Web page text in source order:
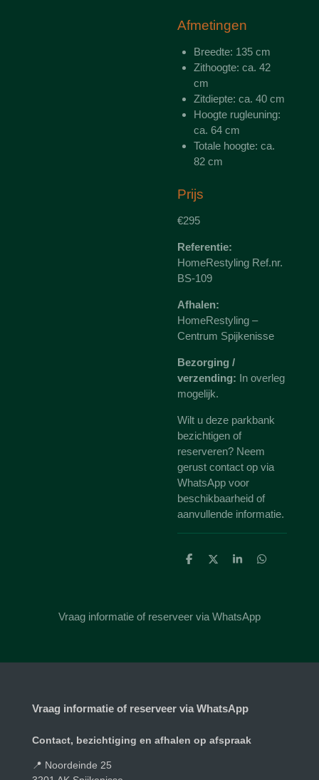
Afmetingen
Breedte: 135 cm
Zithoogte: ca. 42
cm
Zitdiepte: ca. 40 cm
Hoogte rugleuning:
ca. 64 cm
Totale hoogte: ca.
82 cm
Prijs
€295
Referentie:
HomeRestyling Ref.nr.
BS-109
Afhalen:
HomeRestyling –
Centrum Spijkenisse
Bezorging /
verzending: In overleg
mogelijk.
Wilt u deze parkbank
bezichtigen of
reserveren? Neem
gerust contact op via
WhatsApp voor
beschikbaarheid of
aanvullende informatie.
D
D
S
D
Vraag informatie of reserveer via WhatsApp
Vraag informatie of reserveer via WhatsApp
Contact, bezichtiging en afhalen op afspraak
📍 Noordeinde 25